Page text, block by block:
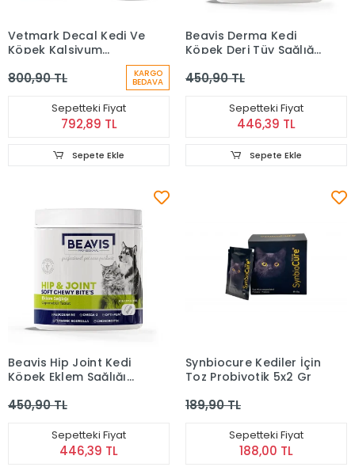
Vetmark Decal Kedi Ve
Köpek Kalsiyum
800,90 TL KARGO
BEDAVA
Sepetteki Fiyat
792,89 TL
Sepete Ekle
Beavis Derma Kedi
Köpek Deri Tüy Sağlığı
Çiğnenebilir Tablet 105
450,90 TL
Sepetteki Fiyat
446,39 TL
Sepete Ekle
Beavis Hip Joint Kedi
Köpek Eklem Sağlığı
Çiğnenebilir Tablet 105
450,90 TL
Sepetteki Fiyat
446,39 TL
Synbiocure Kediler İçin
Toz Probiyotik 5x2 Gr
189,90 TL
Sepetteki Fiyat
188,00 TL